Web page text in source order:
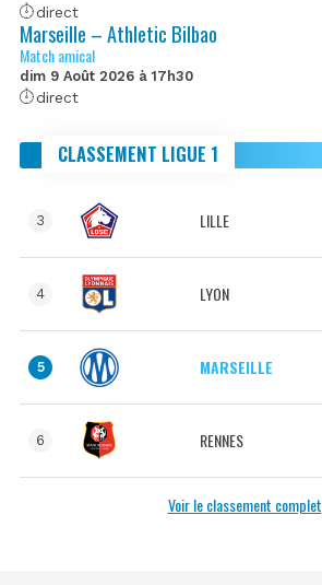
direct
Marseille – Athletic Bilbao
Match amical
dim 9 Août 2026 à 17h30
direct
CLASSEMENT LIGUE 1
3 LILLE
4 LYON
5 MARSEILLE
6 RENNES
Voir le classement complet